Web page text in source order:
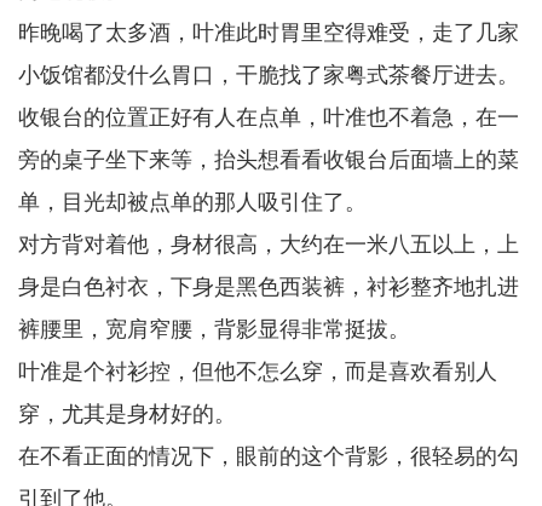
昨晚喝了太多酒，叶准此时胃里空得难受，走了几家
小饭馆都没什么胃口，干脆找了家粤式茶餐厅进去。
收银台的位置正好有人在点单，叶准也不着急，在一
旁的桌子坐下来等，抬头想看看收银台后面墙上的菜
单，目光却被点单的那人吸引住了。
对方背对着他，身材很高，大约在一米八五以上，上
身是白色衬衣，下身是黑色西装裤，衬衫整齐地扎进
裤腰里，宽肩窄腰，背影显得非常挺拔。
叶准是个衬衫控，但他不怎么穿，而是喜欢看别人
穿，尤其是身材好的。
在不看正面的情况下，眼前的这个背影，很轻易的勾
引到了他。